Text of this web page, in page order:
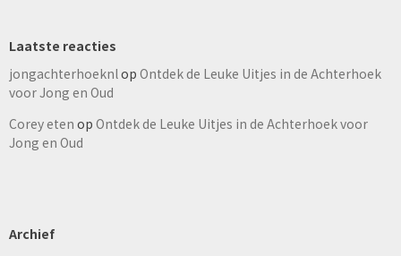
Laatste reacties
jongachterhoeknlop Ontdek de Leuke Uitjes in de Achterhoek
voor Jong en Oud
Corey eten op Ontdek de Leuke Uitjes in de Achterhoek voor
Jong en Oud
Archief